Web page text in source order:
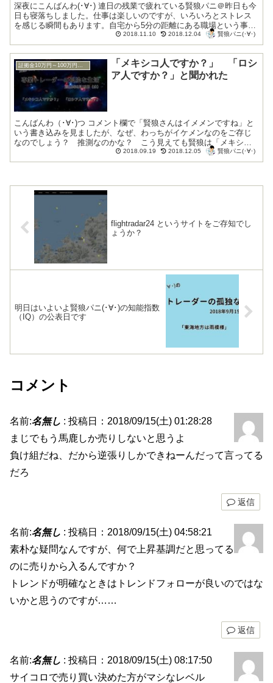
深夜にこんばんわ(･∀･) 連日の残業で疲れている賢狼パニ＠昨日も今
日も寝落ちしました。仕事は楽しいのですが、いろいろとストレス
を感じる瞬間もあります。自宅から5分の距離にある職場という事
が、勤務が長続きしている理由の一つです...
2018.11.10 2018.12.04 賢狼パニ(･∀･)
「メキシコ人ですか？」 「ロシ
ア人ですか？」と聞かれた
こんばんわ（･∀･)つ コメント欄で「賢狼さんはイメメンですね」と
いう書き込みを見ましたが、なぜ、わっちがイケメンなのをご存じ
なのでしょう？ 推測なのかな？ こう見えても賢狼は「メキシコ
人ですか？」と聞かれてこともありますし、...
2018.09.19 2018.12.05 賢狼パニ(･∀･)
flightradar24 というサイトをご存知でし
ょうか？
明日はいよいよ賢狼パニ(･∀･)の知能指数
（IQ）の公表日です
コメント
名前:名無し : 投稿日：2018/09/15(土) 01:28:28
まじでもう馬鹿しか売りしないと思うよ
負け組だね、だから逆張りしかできねーんだって言ってる
だろ
返信
名前:名無し : 投稿日：2018/09/15(土) 04:58:21
素朴な疑問なんですが、何で上昇基調だと思ってる
のに売りから入るんですか？
トレンドが明確なときはトレンドフォローが良いのではな
いかと思うのですが……
返信
名前:名無し : 投稿日：2018/09/15(土) 08:17:50
サイコロで売り買い決めた方がマシなレベル